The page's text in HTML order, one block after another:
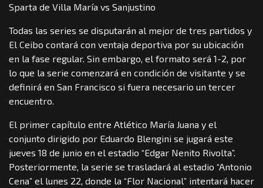
Sparta de Villa María vs Sanjustino
Todas las series se disputarán al mejor de tres partidos y
El Ceibo contará con ventaja deportiva por su ubicación
en la fase regular. Sin embargo, el formato será 1-2, por
lo que la serie comenzará en condición de visitante y se
definirá en San Francisco si fuera necesario un tercer
encuentro.
El primer capítulo entre Atlético María Juana y el
conjunto dirigido por Eduardo Blengini se jugará este
jueves 18 de junio en el estadio “Edgar Nenito Rivolta”.
Posteriormente, la serie se trasladará al estadio “Antonio
Cena” el lunes 22, donde la “Flor Nacional” intentará hacer